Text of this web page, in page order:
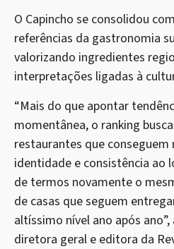
O Capincho se consolidou
referências da gastronomia
valorizando ingredientes
interpretações ligadas à
“Mais do que apontar
momentânea, o ranking
restaurantes que conseguem
identidade e consistência ao
de termos novamente o
de casas que seguem
altíssimo nível ano após
diretora geral e editora da